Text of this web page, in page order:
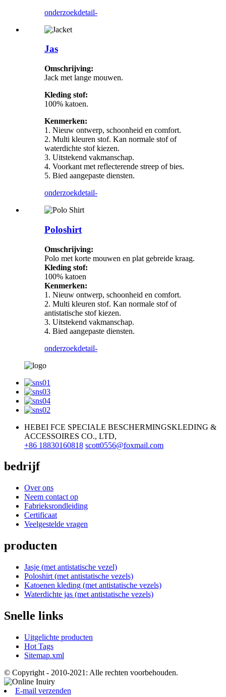
onderzoekdetail-
Jas
Omschrijving:
Jack met lange mouwen.
Kleding stof:
100% katoen.
Kenmerken:
1. Nieuw ontwerp, schoonheid en comfort.
2. Multi kleuren stof. Kan normale stof of
waterdichte stof kiezen.
3. Uitstekend vakmanschap.
4. Voorkant met reflecterende streep of bies.
5. Bied aangepaste diensten.
onderzoekdetail-
Poloshirt
Omschrijving:
Polo met korte mouwen en plat gebreide kraag.
Kleding stof:
100% katoen
Kenmerken:
1. Nieuw ontwerp, schoonheid en comfort.
2. Multi kleuren stof. Kan normale stof of
antistatische stof kiezen.
3. Uitstekend vakmanschap.
4. Bied aangepaste diensten.
onderzoekdetail-
HEBEI FCE SPECIALE BESCHERMINGSKLEDING &
ACCESSOIRES CO., LTD,
+86 18830160818 scott0556@foxmail.com
bedrijf
Over ons
Neem contact op
Fabrieksrondleiding
Certificaat
Veelgestelde vragen
producten
Jasje (met antistatische vezel)
Poloshirt (met antistatische vezels)
Katoenen kleding (met antistatische vezels)
Waterdichte jas (met antistatische vezels)
Snelle links
Uitgelichte producten
Hot Tags
Sitemap.xml
© Copyright - 2010-2021: Alle rechten voorbehouden.
E-mail verzenden